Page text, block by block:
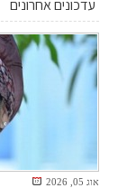
עדכונים אחרונים
אוג 05, 2026